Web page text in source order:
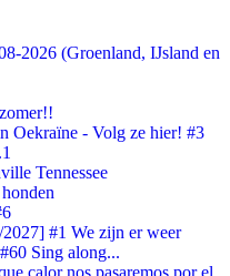
2026 (Groenland, IJsland en
Oekraïne - Volg ze hier! #3
Tennessee
#1 We zijn er weer
Sing along...
calor nos pasaremos por el